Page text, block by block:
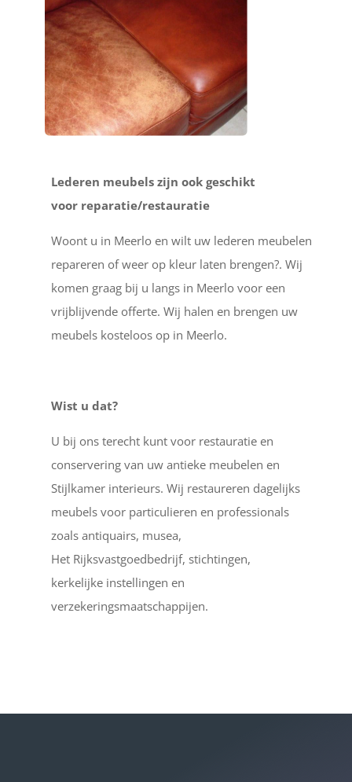
Lederen meubels zijn ook geschikt
voor reparatie/restauratie
Woont u in Meerlo en wilt uw lederen meubelen
repareren of weer op kleur laten brengen?. Wij
komen graag bij u langs in Meerlo voor een
vrijblijvende offerte. Wij halen en brengen uw
meubels kosteloos op in Meerlo.
Wist u dat?
U bij ons terecht kunt voor restauratie en
conservering van uw antieke meubelen en
Stijlkamer interieurs. Wij restaureren dagelijks
meubels voor particulieren en professionals
zoals antiquairs, musea,
Het Rijksvastgoedbedrijf, stichtingen,
kerkelijke instellingen en
verzekeringsmaatschappijen.